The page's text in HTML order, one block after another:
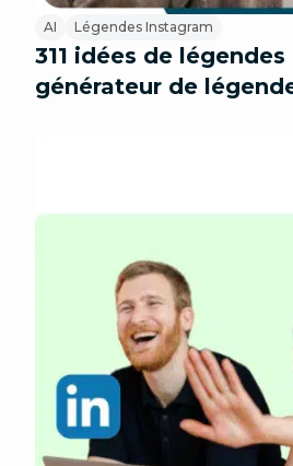
AI Légendes Instagram
311 idées de
générateur de